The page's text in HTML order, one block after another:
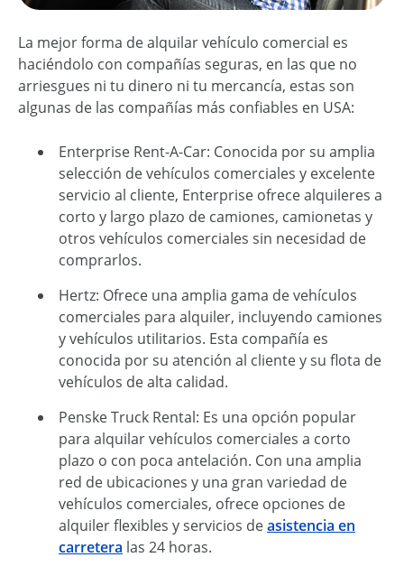
La mejor forma de alquilar vehículo comercial es
haciéndolo con compañías seguras, en las que no
arriesgues ni tu dinero ni tu mercancía, estas son
algunas de las compañías más confiables en USA:
Enterprise Rent-A-Car: Conocida por su amplia
selección de vehículos comerciales y excelente
servicio al cliente, Enterprise ofrece alquileres a
corto y largo plazo de camiones, camionetas y
otros vehículos comerciales sin necesidad de
comprarlos.
Hertz: Ofrece una amplia gama de vehículos
comerciales para alquiler, incluyendo camiones
y vehículos utilitarios. Esta compañía es
conocida por su atención al cliente y su flota de
vehículos de alta calidad.
Penske Truck Rental: Es una opción popular
para alquilar vehículos comerciales a corto
plazo o con poca antelación. Con una amplia
red de ubicaciones y una gran variedad de
vehículos comerciales, ofrece opciones de
alquiler flexibles y servicios deasistencia en
carretera las 24 horas.